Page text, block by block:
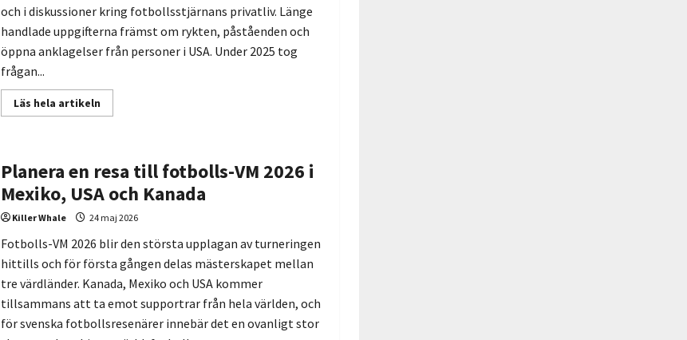
och i diskussioner kring fotbollsstjärnans privatliv. Länge
handlade uppgifterna främst om rykten, påståenden och
öppna anklagelser från personer i USA. Under 2025 tog
frågan...
Läs hela artikelnRead
more
USA
Planera en resa till fotbolls-VM 2026 i
Mexiko, USA och Kanada
Killer Whale 24 maj 2026
Fotbolls-VM 2026 blir den största upplagan av turneringen
hittills och för första gången delas mästerskapet mellan
tre värdländer. Kanada, Mexiko och USA kommer
tillsammans att ta emot supportrar från hela världen, och
för svenska fotbollsresenärer innebär det en ovanligt stor